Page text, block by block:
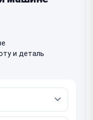
и деталь